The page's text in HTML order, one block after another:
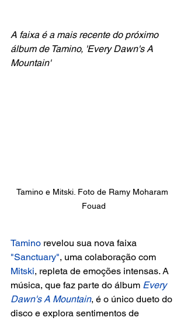
A faixa é a mais recente do próximo
álbum de Tamino, 'Every Dawn's A
Mountain'
Tamino e Mitski. Foto de Ramy Moharam
Fouad
Tamino revelou sua nova faixa
"Sanctuary", uma colaboração com
Mitski, repleta de emoções intensas. A
música, que faz parte do álbum Every
Dawn's A Mountain, é o único dueto do
disco e explora sentimentos de